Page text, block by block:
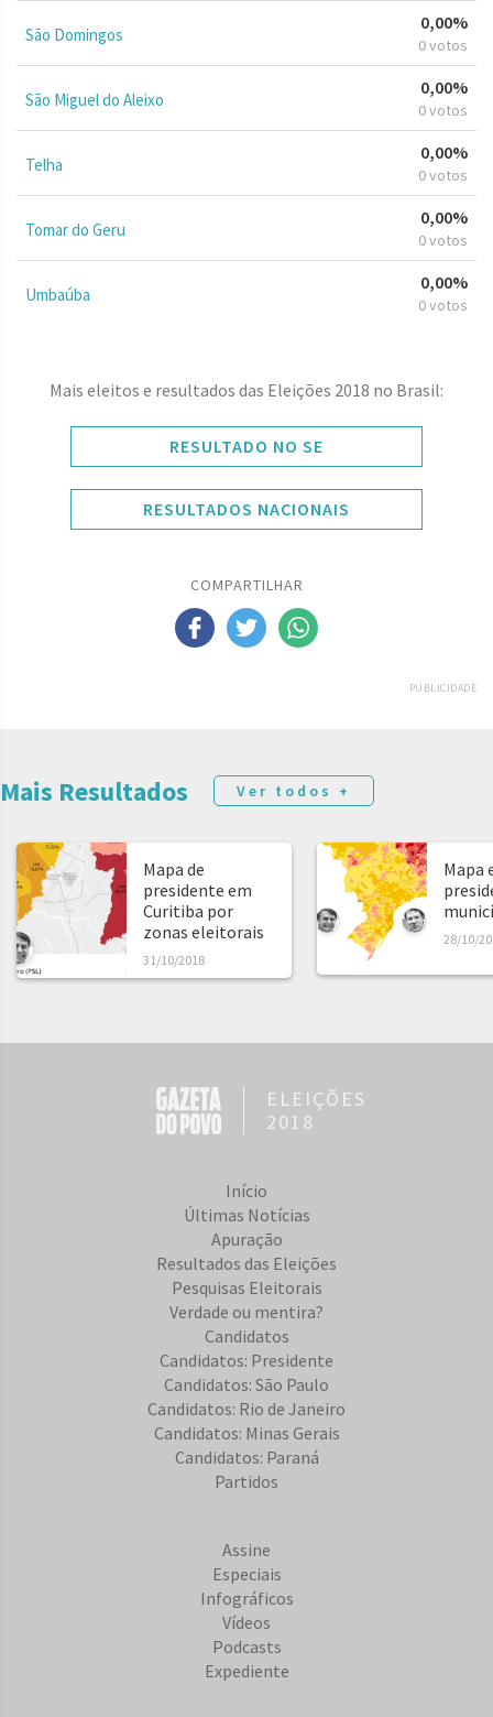
São Domingos
0,00%
0 votos
São Miguel do Aleixo
0,00%
0 votos
Telha
0,00%
0 votos
Tomar do Geru
0,00%
0 votos
Umbaúba
0,00%
0 votos
Mais eleitos e resultados das Eleições 2018 no Brasil:
RESULTADO NO SE
RESULTADOS NACIONAIS
COMPARTILHAR
PUBLICIDADE
Mais Resultados Ver todos +
Mapa de
presidente em
Curitiba por
zonas eleitorais
31/10/2018
Mapa
28/10/
ELEIÇÕES
2018
Início
Últimas Notícias
Apuração
Resultados das Eleições
Pesquisas Eleitorais
Verdade ou mentira?
Candidatos
Candidatos: Presidente
Candidatos: São Paulo
Candidatos: Rio de Janeiro
Candidatos: Minas Gerais
Candidatos: Paraná
Partidos
Assine
Especiais
Infográficos
Vídeos
Podcasts
Expediente